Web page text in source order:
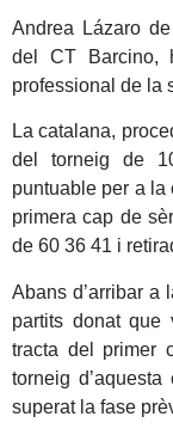
Andrea Lázaro
del CT Barcino,
professional de la
La catalana,
del torneig de
puntuable per a la
primera cap de
de 60 36 41 i
Abans d’arribar a
partits donat
tracta del primer
torneig
superat la fase